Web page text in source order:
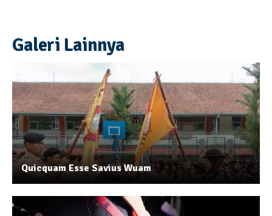
Galeri Lainnya
Quicquam Esse Savius Wuam